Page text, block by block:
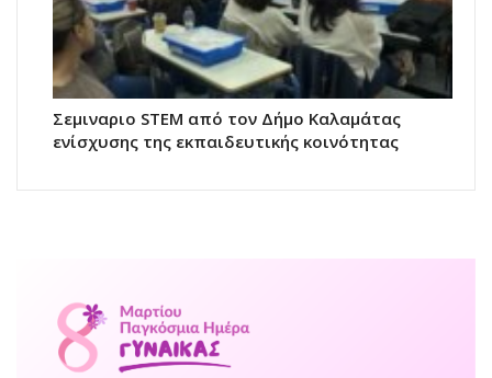
Σεμιναριο STEM από τον Δήμο Καλαμάτας
ενίσχυσης της εκπαιδευτικής κοινότητας